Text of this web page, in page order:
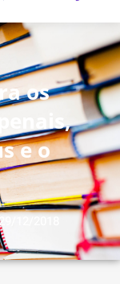
os
e o
12/2018